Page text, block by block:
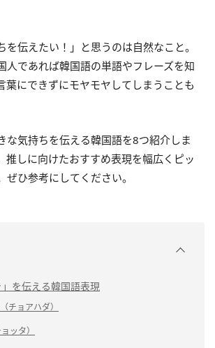
を伝えたい！」と思うのは自然なこと。
人であれば韓国語の単語やフレーズを知
葉にできずにモヤモヤしてしまうことも
な気持ちを伝える韓国語を8つ紹介しま
推しに向けたおすすめ表現を幅広くピッ
ぜひ参考にしてください。
」を伝える韓国語表現
チョアハダ）
ッタ）